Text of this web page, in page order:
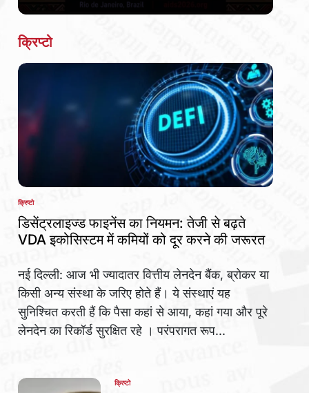
क्रिप्टो
POSTED
IN
क्रिप्टो
डिसेंट्रलाइज्ड फाइनेंस का नियमन: तेजी से बढ़ते
VDA इकोसिस्टम में कमियों को दूर करने की जरूरत
नई दिल्ली: आज भी ज्यादातर वित्तीय लेनदेन बैंक, ब्रोकर या
किसी अन्य संस्था के जरिए होते हैं। ये संस्थाएं यह
सुनिश्चित करती हैं कि पैसा कहां से आया, कहां गया और पूरे
लेनदेन का रिकॉर्ड सुरक्षित रहे । परंपरागत रूप...
POSTED
क्रिप्टो